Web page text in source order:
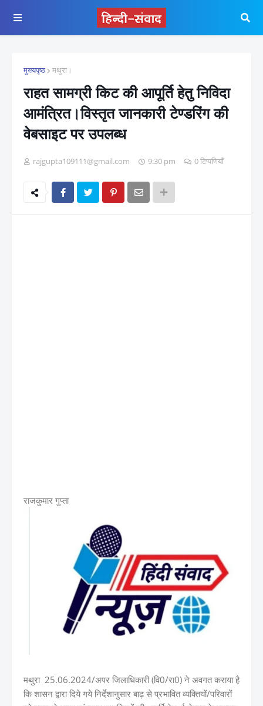
मुख्यपृष्ठ मथुरा।
राहत सामग्री किट की आपूर्ति हेतु निविदा
आमंत्रित।विस्तृत जानकारी टेण्डरिंग की
वेबसाइट पर उपलब्ध
rajgupta109111@gmail.com 9:30 pm 0 टिप्पणियाँ
राजकुमार गुप्ता
मथुरा 25.06.2024/अपर जिलाधिकारी (वि0/रा0) ने अवगत कराया है
कि शासन द्वारा दिये गये निर्देशानुसार बाढ़ से प्रभावित व्यक्तियों/परिवारों